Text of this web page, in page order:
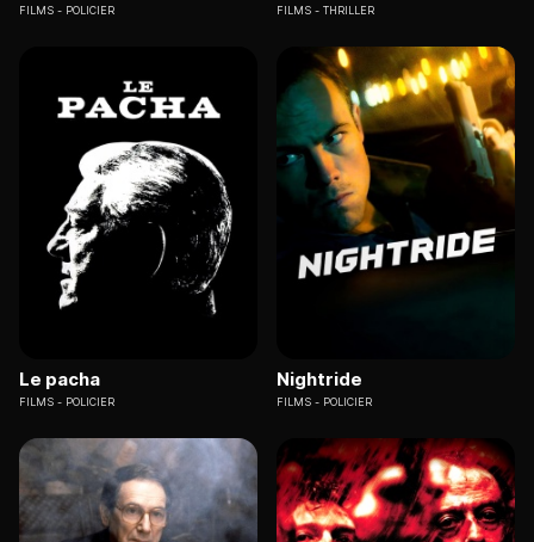
FILMS POLICIER FILMS THRILLER
Le pacha
FILMS POLICIER
Nightride
FILMS POLICIER